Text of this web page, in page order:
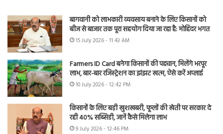
बागवानी को लाभकारी व्यवसाय बनाने के लिए किसानों को
बीज से बाजार तक पूरा सहयोग दिया जा रहा है: मोहिंदर भगत
15 July 2026 - 11:43 AM
Farmers ID Card बनेगा किसानों की पहचान, मिलेंगे भरपूर
लाभ, बार-बार रजिस्ट्रेशन का झंझट खत्म, ऐसे करें अप्लाई
10 July 2026 - 12:42 PM
किसानों के लिए बड़ी खुशखबरी, फूलों की खेती पर सरकार दे
रही 40% सब्सिडी, जानें कैसे मिलेगा लाभ
9 July 2026 - 12:46 PM